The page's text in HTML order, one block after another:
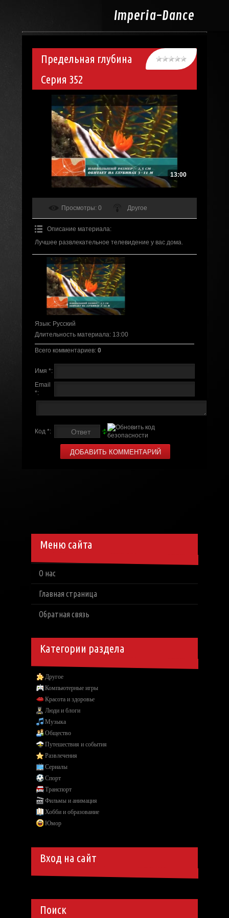
Imperia-Dance
Предельная глубина
Серия 352
13:00
Просмотры: 0 Другое
Описание материала:
Лучшее развлекательное телевидение у вас дома.
Язык: Русский
Длительность материала: 13:00
Всего комментариев: 0
Имя *:
Email
*:
Код *:
Меню сайта
О нас
Главная страница
Обратная связь
Категории раздела
Другое
Компьютерные игры
Красота и здоровье
Люди и блоги
Музыка
Общество
Путешествия и события
Развлечения
Сериалы
Спорт
Транспорт
Фильмы и анимация
Хобби и образование
Юмор
Вход на сайт
Поиск